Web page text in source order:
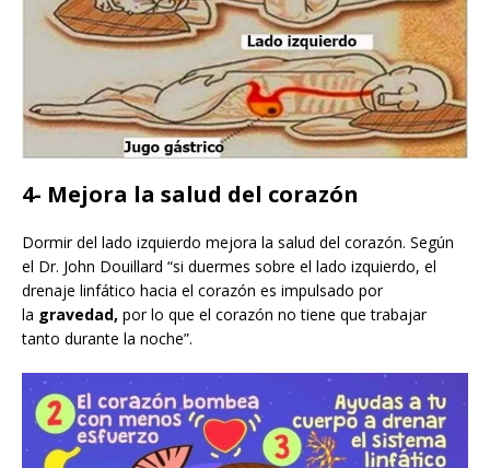
4- Mejora la salud del corazón
Dormir del lado izquierdo mejora la salud del corazón. Según
el Dr. John Douillard “si duermes sobre el lado izquierdo, el
drenaje linfático hacia el corazón es impulsado por
la gravedad, por lo que el corazón no tiene que trabajar
tanto durante la noche”.